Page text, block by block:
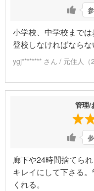
小学校、中学校まで
登校しなければなら
ygj******** さん / 元住人（
管理/
廊下や24時間捨てら
キレイにして下さる
くれる。